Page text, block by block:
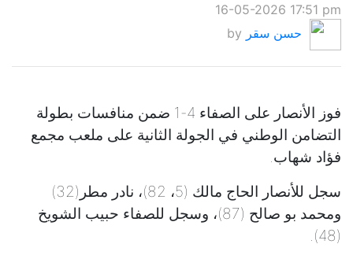
16-05-2026 17:51 pm
by حسن سقر
فوز الأنصار على الصفاء 4-1 ضمن منافسات بطولة
التضامن الوطني في الجولة الثانية على ملعب مجمع
فؤاد شهاب.
سجل للأنصار الحاج مالك (5، 82)، نادر مطر(32)
ومحمد بو صالح (87)، وسجل للصفاء حبيب الشويخ
(48).